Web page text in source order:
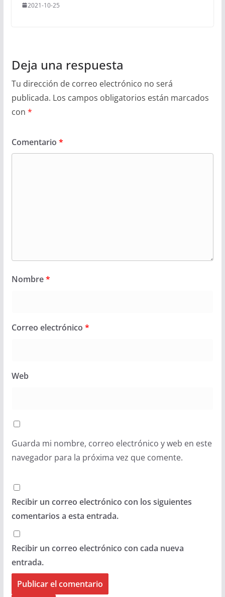
2021-10-25
Deja una respuesta
Tu dirección de correo electrónico no será
publicada. Los campos obligatorios están marcados
con *
Comentario *
Nombre*
Correo electrónico *
Web
Guarda mi nombre, correo electrónico y web en este
navegador para la próxima vez que comente.
Recibir un correo electrónico con los siguientes
comentarios a esta entrada.
Recibir un correo electrónico con cada nueva
entrada.